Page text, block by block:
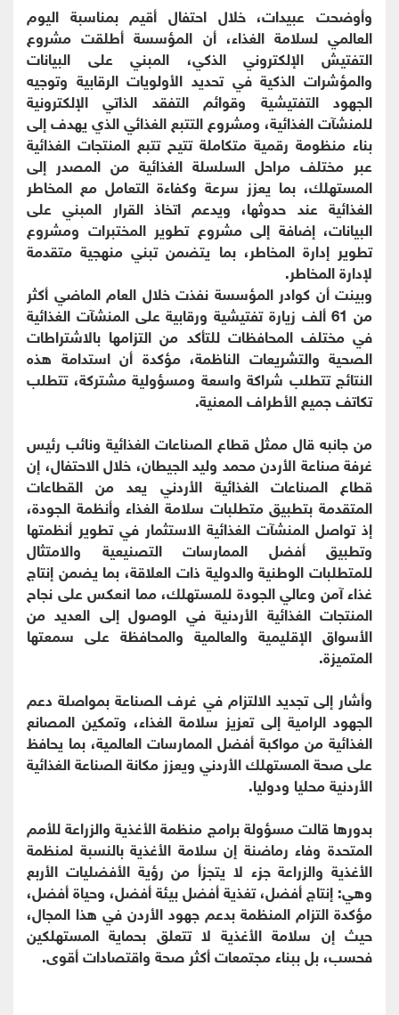
وأوضحت عبيدات، خلال احتفال أقيم بمناسبة اليوم
العالمي لسلامة الغذاء، أن المؤسسة أطلقت مشروع
التفتيش الإلكتروني الذكي، المبني على البيانات
والمؤشرات الذكية في تحديد الأولويات الرقابية وتوجيه
الجهود التفتيشية وقوائم التفقد الذاتي الإلكترونية
للمنشآت الغذائية، ومشروع التتبع الغذائي الذي يهدف إلى
بناء منظومة رقمية متكاملة تتيح تتبع المنتجات الغذائية
عبر مختلف مراحل السلسلة الغذائية من المصدر إلى
المستهلك، بما يعزز سرعة وكفاءة التعامل مع المخاطر
الغذائية عند حدوثها، ويدعم اتخاذ القرار المبني على
البيانات، إضافة إلى مشروع تطوير المختبرات ومشروع
تطوير إدارة المخاطر، بما يتضمن تبني منهجية متقدمة
لإدارة المخاطر.
وبينت أن كوادر المؤسسة نفذت خلال العام الماضي أكثر
من 61 ألف زيارة تفتيشية ورقابية على المنشآت الغذائية
في مختلف المحافظات للتأكد من التزامها بالاشتراطات
الصحية والتشريعات الناظمة، مؤكدة أن استدامة هذه
النتائج تتطلب شراكة واسعة ومسؤولية مشتركة، تتطلب
تكاتف جميع الأطراف المعنية.
من جانبه قال ممثل قطاع الصناعات الغذائية ونائب رئيس
غرفة صناعة الأردن محمد وليد الجيطان، خلال الاحتفال، إن
قطاع الصناعات الغذائية الأردني يعد من القطاعات
المتقدمة بتطبيق متطلبات سلامة الغذاء وأنظمة الجودة،
إذ تواصل المنشآت الغذائية الاستثمار في تطوير أنظمتها
وتطبيق أفضل الممارسات التصنيعية والامتثال
للمتطلبات الوطنية والدولية ذات العلاقة، بما يضمن إنتاج
غذاء آمن وعالي الجودة للمستهلك، مما انعكس على نجاح
المنتجات الغذائية الأردنية في الوصول إلى العديد من
الأسواق الإقليمية والعالمية والمحافظة على سمعتها
المتميزة.
وأشار إلى تجديد الالتزام في غرف الصناعة بمواصلة دعم
الجهود الرامية إلى تعزيز سلامة الغذاء، وتمكين المصانع
الغذائية من مواكبة أفضل الممارسات العالمية، بما يحافظ
على صحة المستهلك الأردني ويعزز مكانة الصناعة الغذائية
الأردنية محليا ودوليا.
بدورها قالت مسؤولة برامج منظمة الأغذية والزراعة للأمم
المتحدة وفاء رماضنة إن سلامة الأغذية بالنسبة لمنظمة
الأغذية والزراعة جزء لا يتجزأ من رؤية الأفضليات الأربع
وهي: إنتاج أفضل، تغذية أفضل بيئة أفضل، وحياة أفضل،
مؤكدة التزام المنظمة بدعم جهود الأردن في هذا المجال،
حيث إن سلامة الأغذية لا تتعلق بحماية المستهلكين
فحسب، بل ببناء مجتمعات أكثر صحة واقتصادات أقوى.